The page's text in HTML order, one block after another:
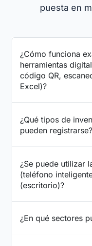
puesta en
¿Cómo funciona
herramientas
código QR,
Excel)?
¿Qué tipos de
pueden registrarse?
¿Se puede utilizar
(teléfono
(escritorio)?
¿En qué sectores